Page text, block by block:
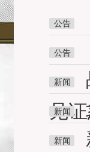
公告
公告
新闻
见
新闻
新闻